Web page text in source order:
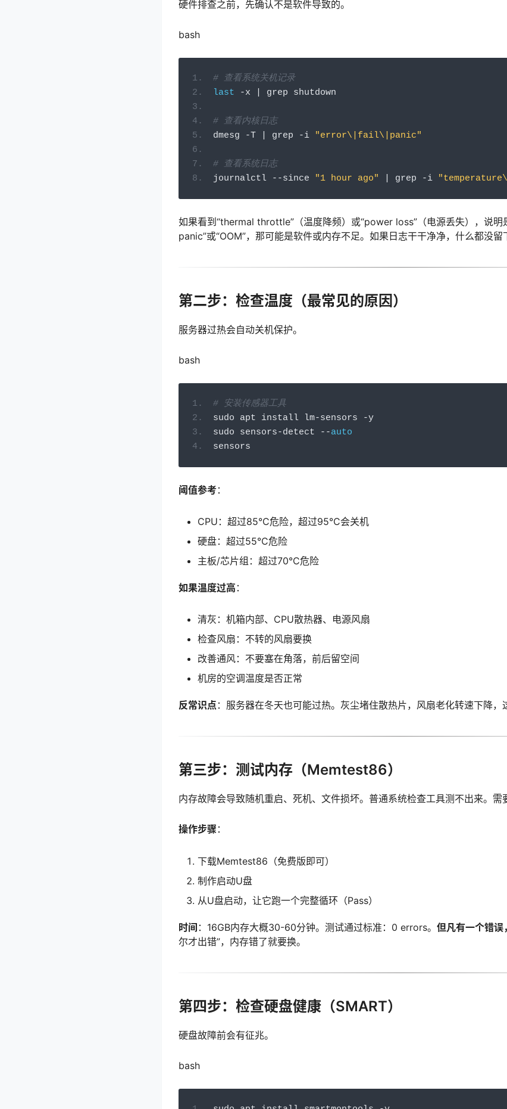
硬件排查之前，先确认不是软件导致的。
bash
# 查看系统关机记录
last
-x grep shutdown
# 查看内核日志
dmesg
-T grep -i "error\|fail\|panic"
# 查看系统日志
journalctl
--since "1 hour ago" grep -i
如果看到“thermal throttle”（温度降频）或“power loss”（电源丢失），说明
panic”或“OOM”，那可能是软件或内存不足。如果日志干干净净，什么都没留
第二步：检查温度（最常见的原因）
服务器过热会自动关机保护。
bash
# 安装传感器工具
sudo apt install lm-sensors -y
sudo sensors-detect --auto
sensors
阈值参考：
CPU：超过85°C危险，超过95°C会关机
硬盘：超过55°C危险
主板/芯片组：超过70°C危险
如果温度过高 ：
清灰：机箱内部、CPU散热器、电源风扇
检查风扇：不转的风扇要换
改善通风：不要塞在角落，前后留空间
机房的空调温度是否正常
反常识点 ：服务器在冬天也可能过热。灰尘堵住散热片，风扇老化转速下降，
第三步：测试内存（Memtest86）
内存故障会导致随机重启、死机、文件损坏。普通系统检查工具测不出来。需
操作步骤 ：
下载Memtest86（免费版即可）
制作启动U盘
从U盘启动，让它跑一个完整循环（Pass）
时间 ：16GB内存大概30-60分钟。测试通过标准：0 errors。 但凡有一个错误
尔才出错”，内存错了就要换。
第四步：检查硬盘健康（SMART）
硬盘故障前会有征兆。
bash